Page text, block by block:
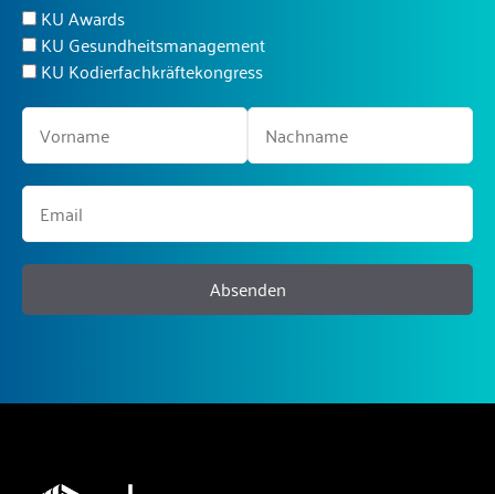
KU Awards
KU Gesundheitsmanagement
KU Kodierfachkräftekongress
Absenden